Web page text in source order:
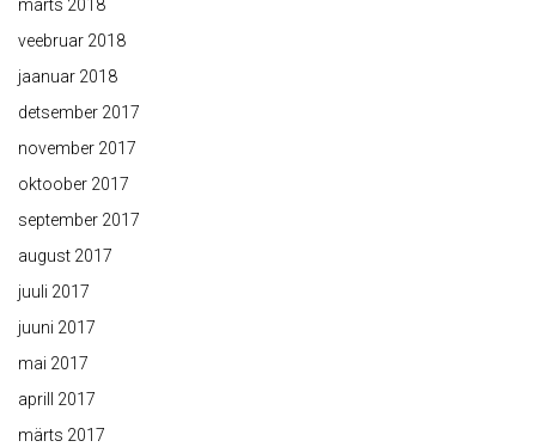
märts 2018
veebruar 2018
jaanuar 2018
detsember 2017
november 2017
oktoober 2017
september 2017
august 2017
juuli 2017
juuni 2017
mai 2017
aprill 2017
märts 2017